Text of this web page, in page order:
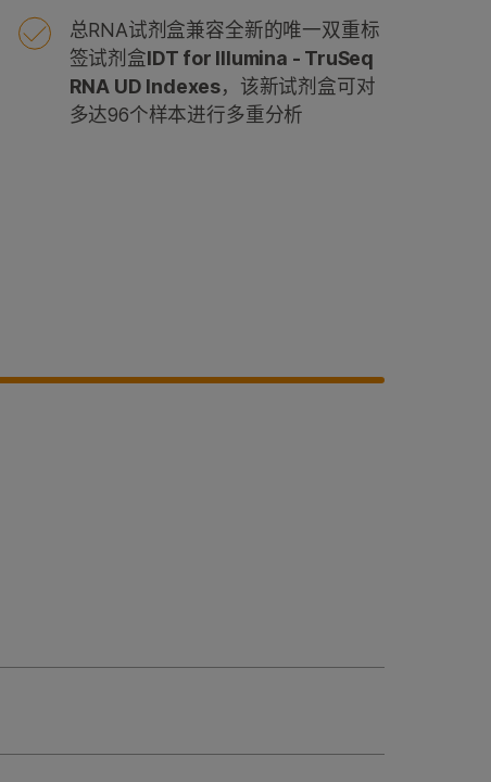
总RNA试剂盒兼容全新的唯一双重标
签试剂盒IDT for Illumina - TruSeq
RNA UD Indexes，该新试剂盒可对
多达96个样本进行多重分析